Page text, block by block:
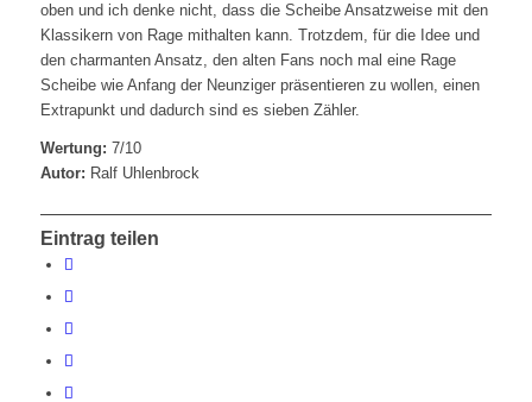
oben und ich denke nicht, dass die Scheibe Ansatzweise mit den
Klassikern von Rage mithalten kann. Trotzdem, für die Idee und
den charmanten Ansatz, den alten Fans noch mal eine Rage
Scheibe wie Anfang der Neunziger präsentieren zu wollen, einen
Extrapunkt und dadurch sind es sieben Zähler.
Wertung: 7/10
Autor: Ralf Uhlenbrock
Eintrag teilen